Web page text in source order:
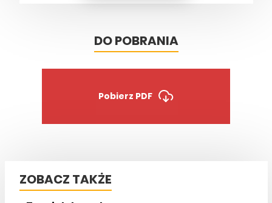
DO POBRANIA
Pobierz PDF
ZOBACZ TAKŻE